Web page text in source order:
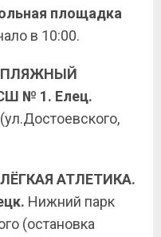
площадка
в 10:00.
ПЛЯЖНЫЙ
№ 1. Елец.
(ул.Достоевского,
ЛЁГКАЯ АТЛЕТИКА.
Нижний парк
(остановка